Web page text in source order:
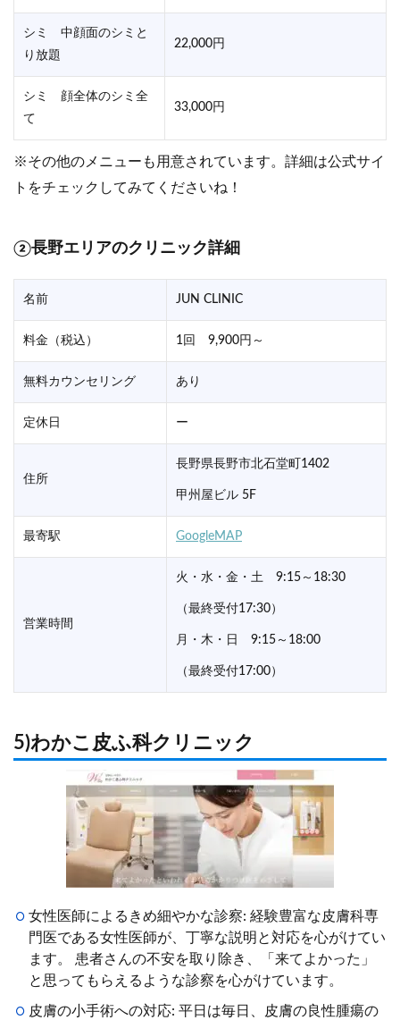
シミ 中顔面のシミと
り放題
22,000円
シミ 顔全体のシミ全
て
33,000円
※その他のメニューも用意されています。詳細は公式サイ
トをチェックしてみてくださいね！
②長野エリアのクリニック詳細
名前 JUN CLINIC
料金（税込） 1回 9,900円～
無料カウンセリング あり
定休日 ー
住所
長野県長野市北石堂町1402
甲州屋ビル 5F
最寄駅 GoogleMAP
営業時間
火・水・金・土 9:15～18:30
（最終受付17:30）
月・木・日 9:15～18:00
（最終受付17:00）
5)わかこ皮ふ科クリニック
女性医師によるきめ細やかな診察: 経験豊富な皮膚科専
門医である女性医師が、丁寧な説明と対応を心がけてい
ます。 患者さんの不安を取り除き、「来てよかった」
と思ってもらえるような診察を心がけています。
皮膚の小手術への対応: 平日は毎日、皮膚の良性腫瘍の